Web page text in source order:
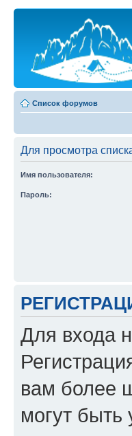
Список форумов
Для просмотра
Имя пользователя:
Пароль:
Для входа
вам более
могут быть